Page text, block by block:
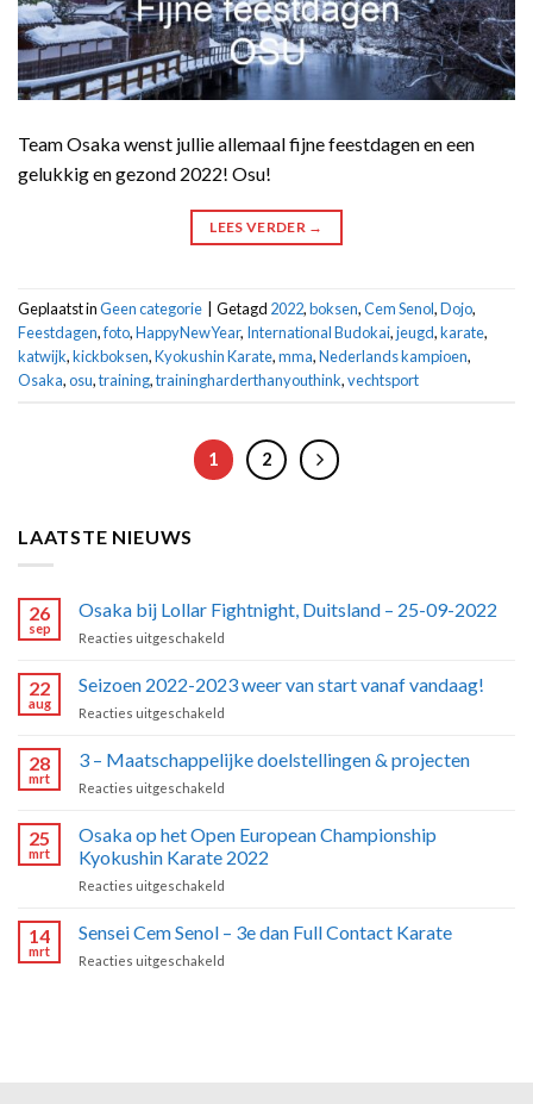
Team Osaka wenst jullie allemaal fijne feestdagen en een
gelukkig en gezond 2022! Osu!
LEES VERDER →
Geplaatst inGeen categorie Getagd 2022,boksen,Cem Senol,Dojo,
Feestdagen,foto,HappyNewYear, International Budokai,jeugd,karate,
katwijk,kickboksen,Kyokushin Karate,mma,Nederlands kampioen,
Osaka,osu,training,trainingharderthanyouthink,vechtsport
1 2
LAATSTE NIEUWS
26
sep
Osaka bij Lollar Fightnight, Duitsland – 25-09-2022
Reacties uitgeschakeld
bij
–
22
aug
Seizoen 2022-2023 weer van start vanaf vandaag!
Reacties uitgeschakeld
2022-
2023
start
vanaf
28
mrt
3 – Maatschappelijke doelstellingen & projecten
Reacties uitgeschakeld
Maatschappelijke
doelstellingen
25
mrt
Osaka op het Open European Championship
Kyokushin Karate 2022
Reacties uitgeschakeld
14
mrt
Sensei Cem Senol – 3e dan Full Contact Karate
Reacties uitgeschakeld